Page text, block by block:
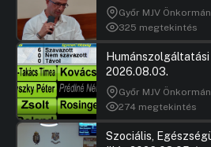
Győr MJV
325 megtekintés
2026.08.03.
Győr MJV
274 megtekintés
Szociális,